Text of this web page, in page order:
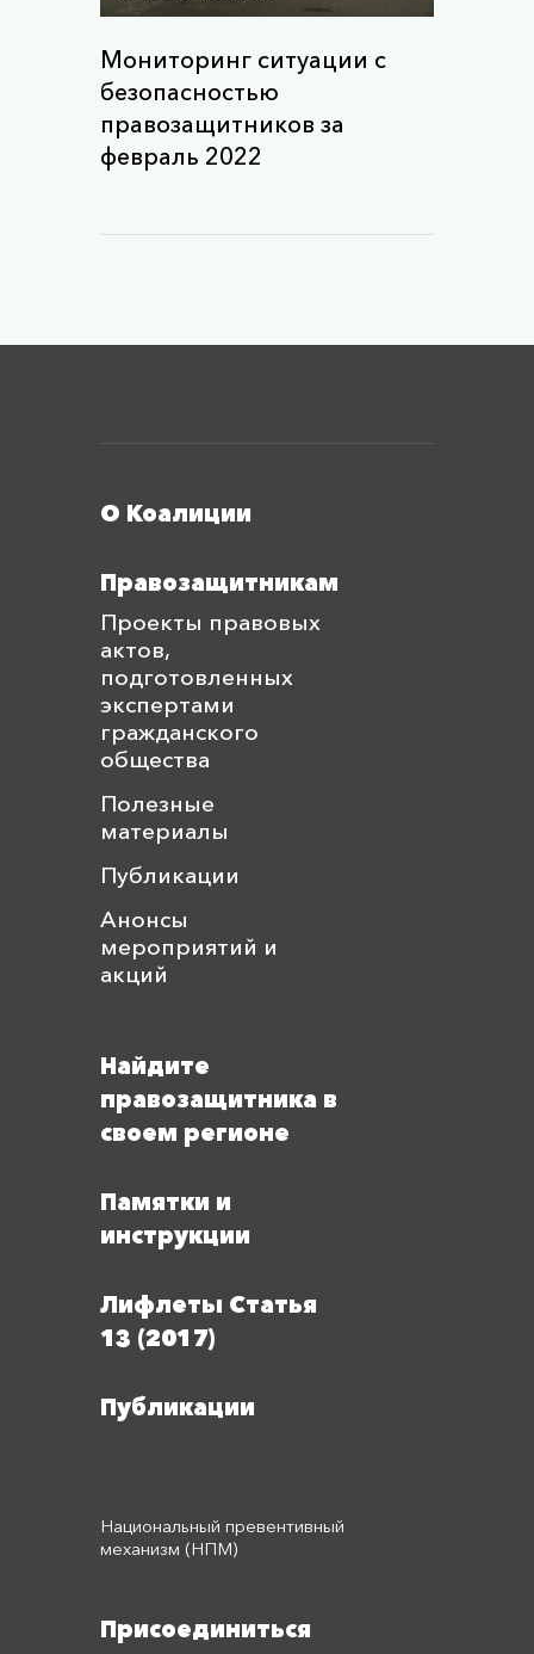
Мониторинг ситуации с
безопасностью
правозащитников за
февраль 2022
О Коалиции
Правозащитникам
Проекты правовых
актов,
подготовленных
экспертами
гражданского
общества
Полезные
материалы
Публикации
Анонсы
мероприятий и
акций
Найдите
правозащитника в
своем регионе
Памятки и
инструкции
Лифлеты Статья
13 (2017)
Публикации
Национальный превентивный
механизм (НПМ)
Присоединиться